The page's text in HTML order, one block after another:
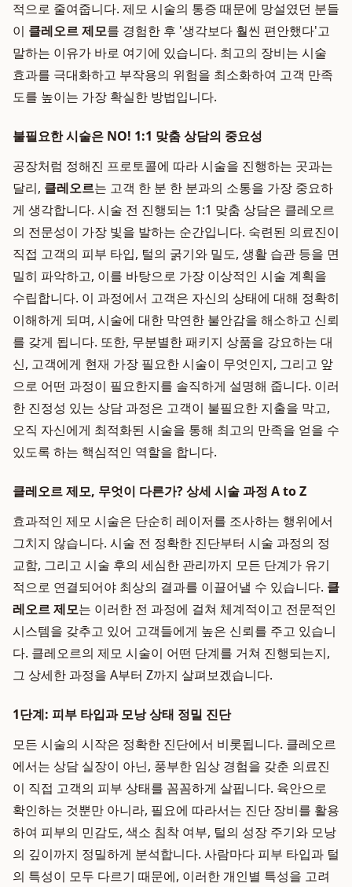
적으로 줄여줍니다. 제모 시술의 통증 때문에 망설였던 분들
이 클레오르 제모를 경험한 후 '생각보다 훨씬 편안했다'고
말하는 이유가 바로 여기에 있습니다. 최고의 장비는 시술
효과를 극대화하고 부작용의 위험을 최소화하여 고객 만족
도를 높이는 가장 확실한 방법입니다.
불필요한 시술은 NO! 1:1 맞춤 상담의 중요성
공장처럼 정해진 프로토콜에 따라 시술을 진행하는 곳과는
달리, 클레오르는 고객 한 분 한 분과의 소통을 가장 중요하
게 생각합니다. 시술 전 진행되는 1:1 맞춤 상담은 클레오르
의 전문성이 가장 빛을 발하는 순간입니다. 숙련된 의료진이
직접 고객의 피부 타입, 털의 굵기와 밀도, 생활 습관 등을 면
밀히 파악하고, 이를 바탕으로 가장 이상적인 시술 계획을
수립합니다. 이 과정에서 고객은 자신의 상태에 대해 정확히
이해하게 되며, 시술에 대한 막연한 불안감을 해소하고 신뢰
를 갖게 됩니다. 또한, 무분별한 패키지 상품을 강요하는 대
신, 고객에게 현재 가장 필요한 시술이 무엇인지, 그리고 앞
으로 어떤 과정이 필요한지를 솔직하게 설명해 줍니다. 이러
한 진정성 있는 상담 과정은 고객이 불필요한 지출을 막고,
오직 자신에게 최적화된 시술을 통해 최고의 만족을 얻을 수
있도록 하는 핵심적인 역할을 합니다.
클레오르 제모, 무엇이 다른가? 상세 시술 과정 A to Z
효과적인 제모 시술은 단순히 레이저를 조사하는 행위에서
그치지 않습니다. 시술 전 정확한 진단부터 시술 과정의 정
교함, 그리고 시술 후의 세심한 관리까지 모든 단계가 유기
적으로 연결되어야 최상의 결과를 이끌어낼 수 있습니다. 클
레오르 제모는 이러한 전 과정에 걸쳐 체계적이고 전문적인
시스템을 갖추고 있어 고객들에게 높은 신뢰를 주고 있습니
다. 클레오르의 제모 시술이 어떤 단계를 거쳐 진행되는지,
그 상세한 과정을 A부터 Z까지 살펴보겠습니다.
1단계: 피부 타입과 모낭 상태 정밀 진단
모든 시술의 시작은 정확한 진단에서 비롯됩니다. 클레오르
에서는 상담 실장이 아닌, 풍부한 임상 경험을 갖춘 의료진
이 직접 고객의 피부 상태를 꼼꼼하게 살핍니다. 육안으로
확인하는 것뿐만 아니라, 필요에 따라서는 진단 장비를 활용
하여 피부의 민감도, 색소 침착 여부, 털의 성장 주기와 모낭
의 깊이까지 정밀하게 분석합니다. 사람마다 피부 타입과 털
의 특성이 모두 다르기 때문에, 이러한 개인별 특성을 고려